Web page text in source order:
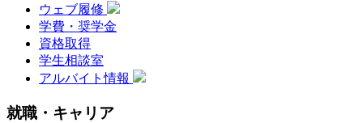
ウェブ履修
学費・奨学金
資格取得
学生相談室
アルバイト情報
就職・キャリア